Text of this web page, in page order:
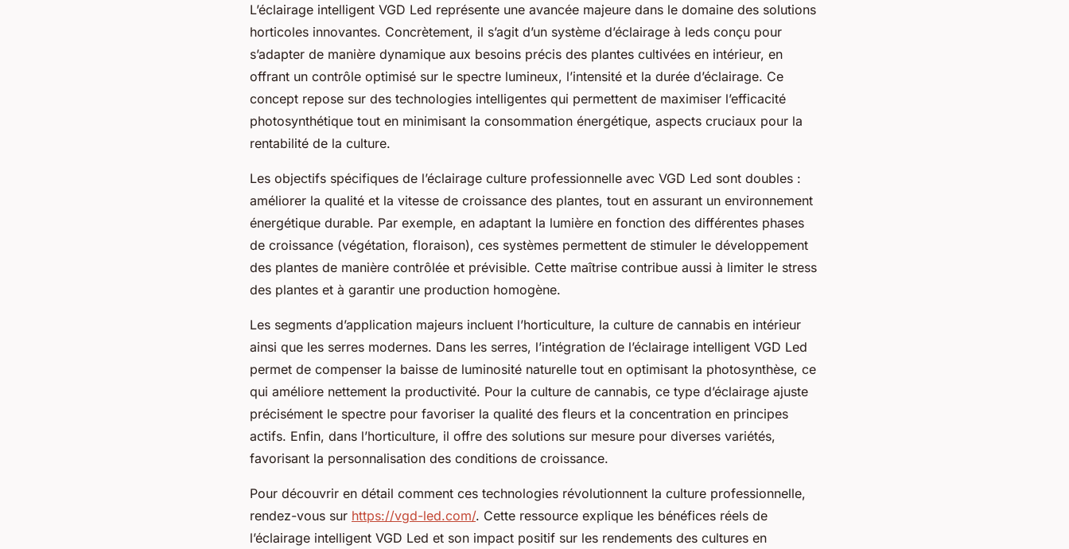
L’éclairage intelligent VGD Led représente une avancée majeure dans le domaine des solutions
horticoles innovantes. Concrètement, il s’agit d’un système d’éclairage à leds conçu pour
s’adapter de manière dynamique aux besoins précis des plantes cultivées en intérieur, en
offrant un contrôle optimisé sur le spectre lumineux, l’intensité et la durée d’éclairage. Ce
concept repose sur des technologies intelligentes qui permettent de maximiser l’efficacité
photosynthétique tout en minimisant la consommation énergétique, aspects cruciaux pour la
rentabilité de la culture.
Les objectifs spécifiques de l’éclairage culture professionnelle avec VGD Led sont doubles :
améliorer la qualité et la vitesse de croissance des plantes, tout en assurant un environnement
énergétique durable. Par exemple, en adaptant la lumière en fonction des différentes phases
de croissance (végétation, floraison), ces systèmes permettent de stimuler le développement
des plantes de manière contrôlée et prévisible. Cette maîtrise contribue aussi à limiter le stress
des plantes et à garantir une production homogène.
Les segments d’application majeurs incluent l’horticulture, la culture de cannabis en intérieur
ainsi que les serres modernes. Dans les serres, l’intégration de l’éclairage intelligent VGD Led
permet de compenser la baisse de luminosité naturelle tout en optimisant la photosynthèse, ce
qui améliore nettement la productivité. Pour la culture de cannabis, ce type d’éclairage ajuste
précisément le spectre pour favoriser la qualité des fleurs et la concentration en principes
actifs. Enfin, dans l’horticulture, il offre des solutions sur mesure pour diverses variétés,
favorisant la personnalisation des conditions de croissance.
Pour découvrir en détail comment ces technologies révolutionnent la culture professionnelle,
rendez-vous sur https://vgd-led.com/. Cette ressource explique les bénéfices réels de
l’éclairage intelligent VGD Led et son impact positif sur les rendements des cultures en